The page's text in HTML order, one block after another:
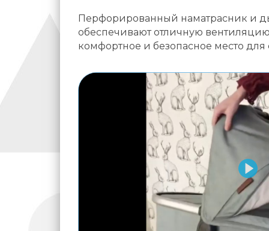
Перфорированный наматрасник и
обеспечивают отличную
комфортное и безопасное место